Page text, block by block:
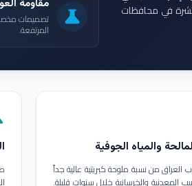
في محافظات
science
مقاومة
تصميمات
المرتفعة.
والمياه الجوفية
العراق من نسبة ملوحة كبريتية عالية جداً
المعدنية والخرسانية خلال سنوات قليلة.